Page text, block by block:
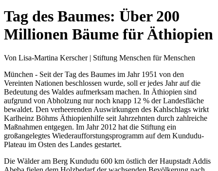
Tag des Baumes: Über 200
Millionen Bäume für Äthiopien
Von Lisa-Martina Kerscher | Stiftung Menschen für Menschen
München - Seit der Tag des Baumes im Jahr 1951 von den
Vereinten Nationen beschlossen wurde, soll er jedes Jahr auf die
Bedeutung des Waldes aufmerksam machen. In Äthiopien sind
aufgrund von Abholzung nur noch knapp 12 % der Landesfläche
bewaldet. Den verheerenden Auswirkungen des Kahlschlags wirkt
Karlheinz Böhms Äthiopienhilfe seit Jahrzehnten durch zahlreiche
Maßnahmen entgegen. Im Jahr 2012 hat die Stiftung ein
großangelegtes Wiederaufforstungsprogramm auf dem Kundudu-
Plateau im Osten des Landes gestartet.
Die Wälder am Berg Kundudu 600 km östlich der Haupstadt Addis